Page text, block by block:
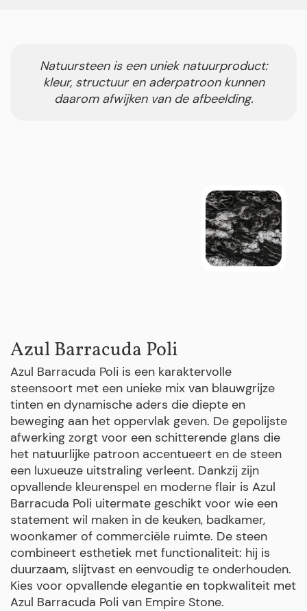
Natuursteen is een uniek natuurproduct:
kleur, structuur en aderpatroon kunnen
daarom afwijken van de afbeelding.
Azul Barracuda Poli
Azul Barracuda Poli is een karaktervolle
steensoort met een unieke mix van blauwgrijze
tinten en dynamische aders die diepte en
beweging aan het oppervlak geven. De gepolijste
afwerking zorgt voor een schitterende glans die
het natuurlijke patroon accentueert en de steen
een luxueuze uitstraling verleent. Dankzij zijn
opvallende kleurenspel en moderne flair is Azul
Barracuda Poli uitermate geschikt voor wie een
statement wil maken in de keuken, badkamer,
woonkamer of commerciële ruimte. De steen
combineert esthetiek met functionaliteit: hij is
duurzaam, slijtvast en eenvoudig te onderhouden.
Kies voor opvallende elegantie en topkwaliteit met
Azul Barracuda Poli van Empire Stone.